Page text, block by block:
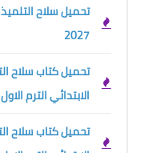
تحميل سلاح
2027
تحميل كتاب سلاح
الابتدائي الترم الاول
تحميل كتاب سلاح